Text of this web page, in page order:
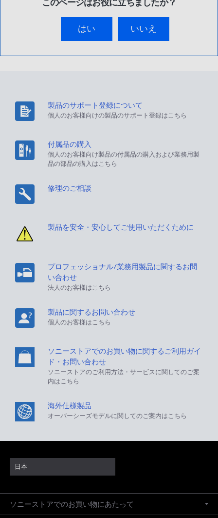
はい いいえ
製品のサポート登録について
個人のお客様向けの製品のサポート登録はこちら
付属品の購入
個人のお客様向け製品の付属品の購入および業務用製
品の部品の購入はこちら
修理のご相談
製品を安全・安心してご使用いただくために
プロフェッショナル/業務用製品に関するお問
い合わせ
法人のお客様はこちら
製品に関するお問い合わせ
個人のお客様はこちら
ソニーストアでのお買い物に関するご利用ガイ
ド・お問い合わせ
ソニーストアのご利用方法・サービスに関してのご案
内はこちら
海外仕様製品
オーバーシーズモデルに関してのご案内はこちら
日本
ソニーストアでのお買い物にあたって